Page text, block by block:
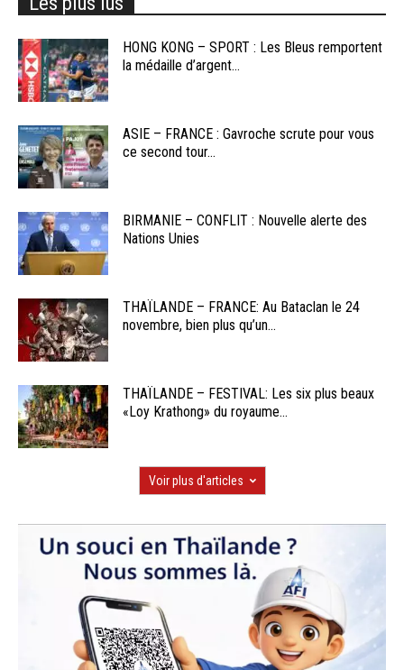
HONG KONG – SPORT : Les Bleus remportent
la médaille d’argent...
ASIE – FRANCE : Gavroche scrute pour vous
ce second tour...
BIRMANIE – CONFLIT : Nouvelle alerte des
Nations Unies
THAÏLANDE – FRANCE: Au Bataclan le 24
novembre, bien plus qu’un...
THAÏLANDE – FESTIVAL: Les six plus beaux
«Loy Krathong» du royaume...
Voir plus d'articles